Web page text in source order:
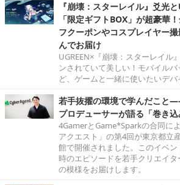
『崩壊：スターレイル』爻光
「限定ギフトBOX」が超豪華
フクーポンやコスプレイヤー
んでお届け
UGREEN×『崩壊：スターレイル
ンされていて美しい！モバイル
ど、ゲームと一緒に使いたいデバ
若手抜擢の環境で学んだこと
プロデューサーが語る「巻き
4GamerとGame*Sparkの合同に
アクエスト」の第4回が東京都立
館で開催されました。このイベ
時のエピソードを若手クリエイ
の模様をお届けします。